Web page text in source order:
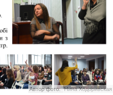
Автор фото: Нина Ходоривская